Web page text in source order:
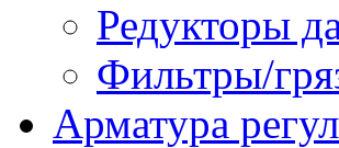
Редукторы
Фильтры/
Арматура